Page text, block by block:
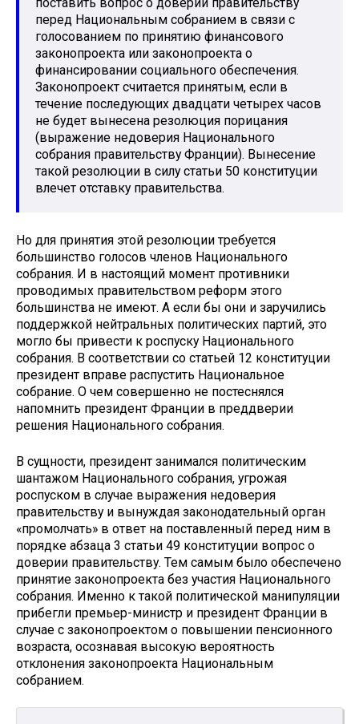
перед Национальным собранием в связи с
голосованием по принятию финансового
законопроекта или законопроекта о
финансировании социального обеспечения.
Законопроект считается принятым, если в
течение последующих двадцати четырех часов
не будет вынесена резолюция порицания
(выражение недоверия Национального
собрания правительству Франции). Вынесение
такой резолюции в силу статьи 50 конституции
влечет отставку правительства.
Но для принятия этой резолюции требуется
большинство голосов членов Национального
собрания. И в настоящий момент противники
проводимых правительством реформ этого
большинства не имеют. А если бы они и заручились
поддержкой нейтральных политических партий, это
могло бы привести к роспуску Национального
собрания. В соответствии со статьей 12 конституции
президент вправе распустить Национальное
собрание. О чем совершенно не постеснялся
напомнить президент Франции в преддверии
решения Национального собрания.
В сущности, президент занимался политическим
шантажом Национального собрания, угрожая
роспуском в случае выражения недоверия
правительству и вынуждая законодательный орган
«промолчать» в ответ на поставленный перед ним в
порядке абзаца 3 статьи 49 конституции вопрос о
доверии правительству. Тем самым было обеспечено
принятие законопроекта без участия Национального
собрания. Именно к такой политической манипуляции
прибегли премьер-министр и президент Франции в
случае с законопроектом о повышении пенсионного
возраста, осознавая высокую вероятность
отклонения законопроекта Национальным
собранием.